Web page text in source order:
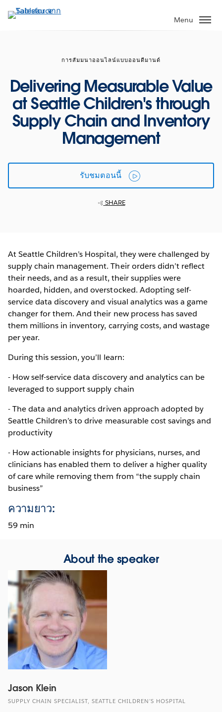
ไป
Menu
การสัมมนาออนไลน์แบบออนดีมานด์
Delivering Measurable Value
at Seattle Children's through
Supply Chain and Inventory
Management
รับชมตอนนี้
SHARE
At Seattle Children’s Hospital, they were challenged by
supply chain management. Their orders didn’t reflect
their needs, and as a result, their supplies were
hoarded, hidden, and overstocked. Adopting self-
service data discovery and visual analytics was a game
changer for them. And their new process has saved
them millions in inventory, carrying costs, and wastage
per year.
During this session, you’ll learn:
- How self-service data discovery and analytics can be
leveraged to support supply chain
- The data and analytics driven approach adopted by
Seattle Children’s to drive measurable cost savings and
productivity
- How actionable insights for physicians, nurses, and
clinicians has enabled them to deliver a higher quality
of care while removing them from “the supply chain
business”
ความยาว:
59 min
About the speaker
Jason Klein
SUPPLY CHAIN SPECIALIST, SEATTLE CHILDREN’S HOSPITAL